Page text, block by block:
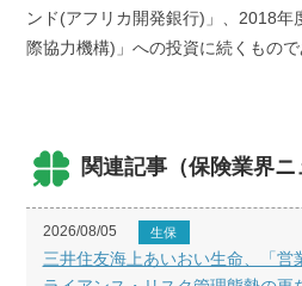
ンド(アフリカ開発銀行)」、2018年
際協力機構)」への投資に続くもので
関連記事（保険業界ニ
2026/08/05 生保
三井住友海上あいおい生命、「営